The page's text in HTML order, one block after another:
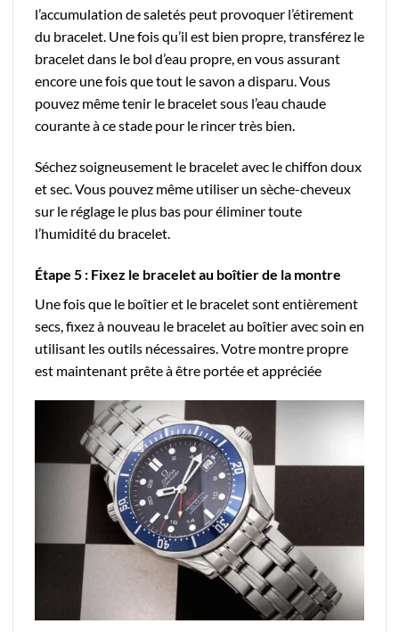
l’accumulation de saletés peut provoquer l’étirement
du bracelet. Une fois qu’il est bien propre, transférez le
bracelet dans le bol d’eau propre, en vous assurant
encore une fois que tout le savon a disparu. Vous
pouvez même tenir le bracelet sous l’eau chaude
courante à ce stade pour le rincer très bien.
Séchez soigneusement le bracelet avec le chiffon doux
et sec. Vous pouvez même utiliser un sèche-cheveux
sur le réglage le plus bas pour éliminer toute
l’humidité du bracelet.
Étape 5 : Fixez le bracelet au boîtier de la montre
Une fois que le boîtier et le bracelet sont entièrement
secs, fixez à nouveau le bracelet au boîtier avec soin en
utilisant les outils nécessaires. Votre montre propre
est maintenant prête à être portée et appréciée